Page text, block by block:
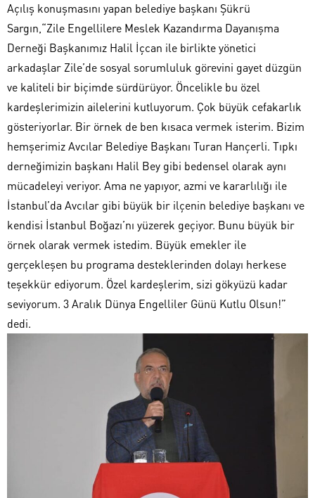
Açılış konuşmasını yapan belediye başkanı Şükrü
Sargın,“Zile Engellilere Meslek Kazandırma Dayanışma
Derneği Başkanımız Halil İçcan ile birlikte yönetici
arkadaşlar Zile’de sosyal sorumluluk görevini gayet düzgün
ve kaliteli bir biçimde sürdürüyor. Öncelikle bu özel
kardeşlerimizin ailelerini kutluyorum. Çok büyük cefakarlık
gösteriyorlar. Bir örnek de ben kısaca vermek isterim. Bizim
hemşerimiz Avcılar Belediye Başkanı Turan Hançerli. Tıpkı
derneğimizin başkanı Halil Bey gibi bedensel olarak aynı
mücadeleyi veriyor. Ama ne yapıyor, azmi ve kararlılığı ile
İstanbul’da Avcılar gibi büyük bir ilçenin belediye başkanı ve
kendisi İstanbul Boğazı’nı yüzerek geçiyor. Bunu büyük bir
örnek olarak vermek istedim. Büyük emekler ile
gerçekleşen bu programa desteklerinden dolayı herkese
teşekkür ediyorum. Özel kardeşlerim, sizi gökyüzü kadar
seviyorum. 3 Aralık Dünya Engelliler Günü Kutlu Olsun!”
dedi.